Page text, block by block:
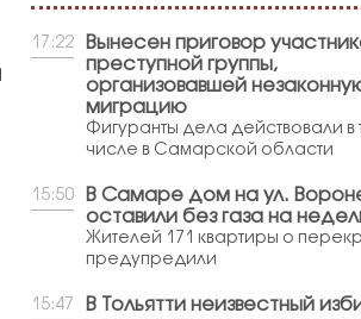
17:22
Вынесен приговор
преступной группы,
организовавшей
миграцию
Фигуранты дела действовали в
числе в Самарской области
15:50
В Самаре дом на ул.
оставили без газа на
Жителей 171 квартиры о
предупредили
15:47
В Тольятти неизвестный